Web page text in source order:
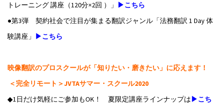
トレーニング 講座（120分×2回 ）」 ▶こちら
●第3弾 契約社会で注目が集まる翻訳ジャンル「法務翻訳 1 Day 体
験講座」 ▶こちら
映像翻訳のプロスクールが「知りたい・磨きたい」に応えます！
＜完全リモート＞JVTAサマー・スクール2020
◆1日だけ気軽にご参加もOK！ 夏限定講座ラインナップは▶こち